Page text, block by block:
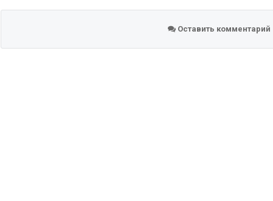
Оставить комментарий